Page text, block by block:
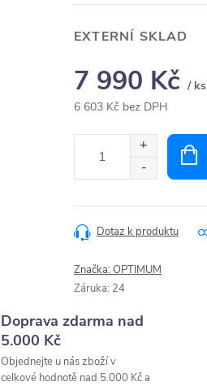
EXTERNÍ SKLAD
7 990 Kč / ks
6 603 Kč bez DPH
Dotaz k produktu
Značka:OPTIMUM
Záruka: 24
Doprava zdarma nad
5.000 Kč
Objednejte u nás zboží v
celkové hodnotě nad 5.000 Kč a